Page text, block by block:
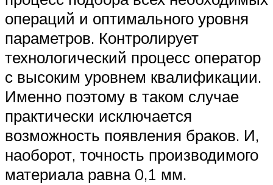
операций и оптимального уровня
параметров. Контролирует
технологический процесс оператор
с высоким уровнем квалификации.
Именно поэтому в таком случае
практически исключается
возможность появления браков. И,
наоборот, точность производимого
материала равна 0,1 мм.